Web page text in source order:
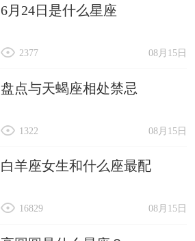
6月24日是什么星座
08月15日
2377
盘点与天蝎座相处禁忌
08月15日
1322
白羊座女生和什么座最配
08月15日
16829